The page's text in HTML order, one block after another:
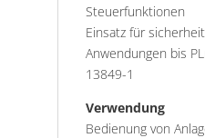
Steuerfunktionen
Einsatz für
Anwendungen bis
13849-1
Verwendung
Bedienung von